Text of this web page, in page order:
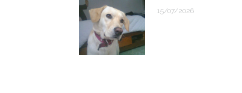
15/07/2026